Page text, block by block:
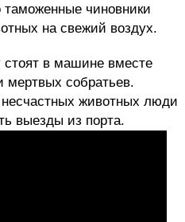
таможенные чиновники
на свежий воздух.
в машине вместе
собратьев.
животных люди
выезды из порта.